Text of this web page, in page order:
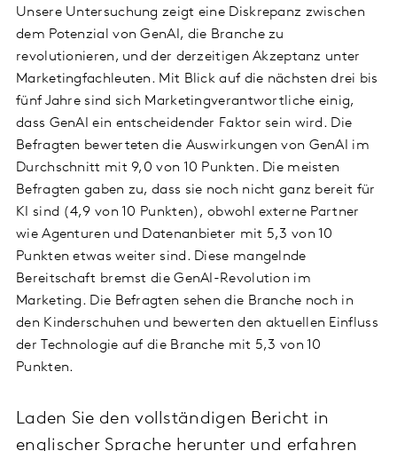
Unsere Untersuchung zeigt eine Diskrepanz zwischen
dem Potenzial von GenAI, die Branche zu
revolutionieren, und der derzeitigen Akzeptanz unter
Marketingfachleuten. Mit Blick auf die nächsten drei bis
fünf Jahre sind sich Marketingverantwortliche einig,
dass GenAI ein entscheidender Faktor sein wird. Die
Befragten bewerteten die Auswirkungen von GenAI im
Durchschnitt mit 9,0 von 10 Punkten. Die meisten
Befragten gaben zu, dass sie noch nicht ganz bereit für
KI sind (4,9 von 10 Punkten), obwohl externe Partner
wie Agenturen und Datenanbieter mit 5,3 von 10
Punkten etwas weiter sind. Diese mangelnde
Bereitschaft bremst die GenAI-Revolution im
Marketing. Die Befragten sehen die Branche noch in
den Kinderschuhen und bewerten den aktuellen Einfluss
der Technologie auf die Branche mit 5,3 von 10
Punkten.
Laden Sie den vollständigen Bericht in
englischer Sprache herunter und erfahren